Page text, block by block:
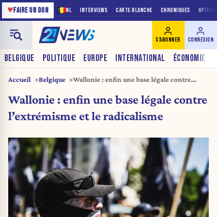
NL INTERVIEWS CARTE BLANCHE CHRONIQUES
♥FAIRE UN DON
BELGIQUE POLITIQUE EUROPE INTERNATIONAL ÉCONOMIE
S'ABONNER CONNEXION
Accueil Belgique
Wallonie : enfin une base légale contre
Wallonie : enfin une base légale contre
l’extrémisme et le radicalisme